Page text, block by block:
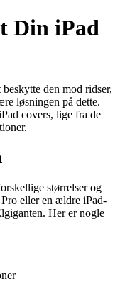
Din iPad
den mod ridser,
løsningen på dette.
covers, lige fra de
størrelser og
eller en ældre iPad-
Her er nogle